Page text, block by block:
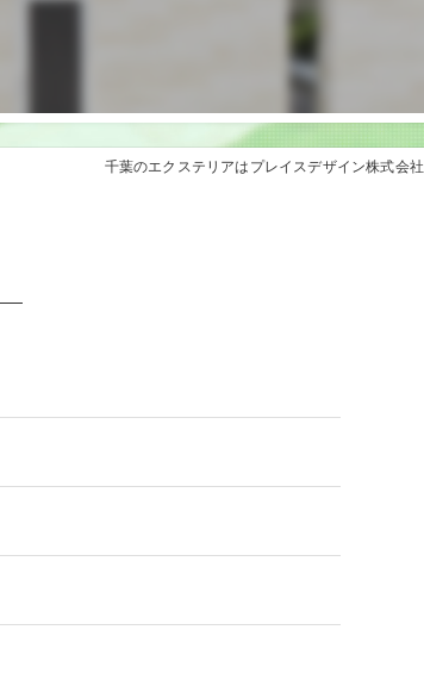
千葉のエクステリアはプレイスデザイン株式会社